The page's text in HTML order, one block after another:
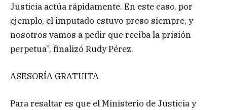
Justicia actúa rápidamente. En este caso, por
ejemplo, el imputado estuvo preso siempre, y
nosotros vamos a pedir que reciba la prisión
perpetua”, finalizó Rudy Pérez.
ASESORÍA GRATUITA
Para resaltar es que el Ministerio de Justicia y